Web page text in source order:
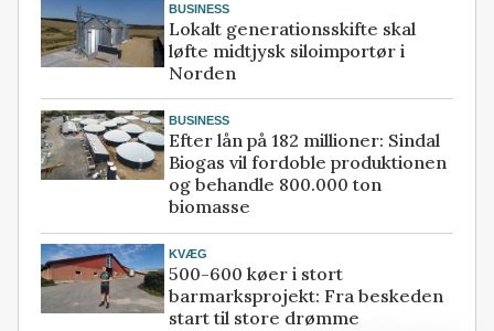
BUSINESS
Lokalt generationsskifte skal
løfte midtjysk siloimportør i
Norden
BUSINESS
Efter lån på 182 millioner: Sindal
Biogas vil fordoble produktionen
og behandle 800.000 ton
biomasse
KVÆG
500-600 køer i stort
barmarksprojekt: Fra beskeden
start til store drømme